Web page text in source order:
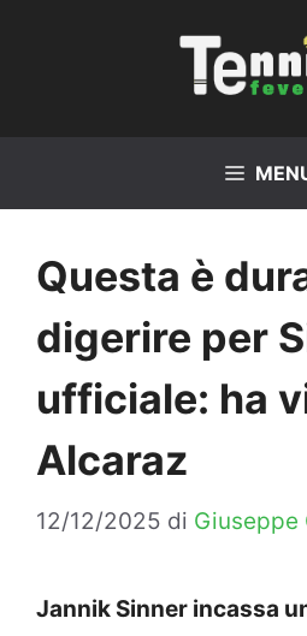
Questa è
digerire per
ufficiale: ha
Alcaraz
12/12/2025 di Giuseppe
Jannik Sinner incassa